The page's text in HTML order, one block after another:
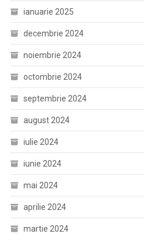
ianuarie 2025
decembrie 2024
noiembrie 2024
octombrie 2024
septembrie 2024
august 2024
iulie 2024
iunie 2024
mai 2024
aprilie 2024
martie 2024